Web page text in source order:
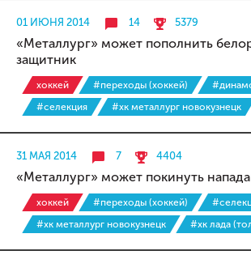
01 ИЮНЯ 2014 14 5379
«Металлург» может пополнить
защитник
хоккей #переходы (хоккей)
#селекция
#хк металлург новокузнецк
31 МАЯ 2014 7 4404
«Металлург» может покинуть
хоккей #переходы (хоккей)
#хк металлург новокузнецк
#хк лада